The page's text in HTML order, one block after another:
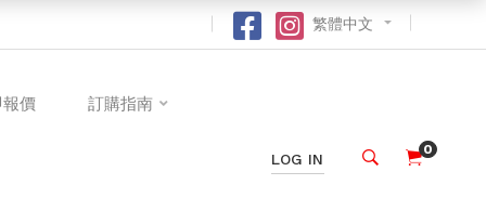
繁體中文
價 訂購指南
LOG IN
0